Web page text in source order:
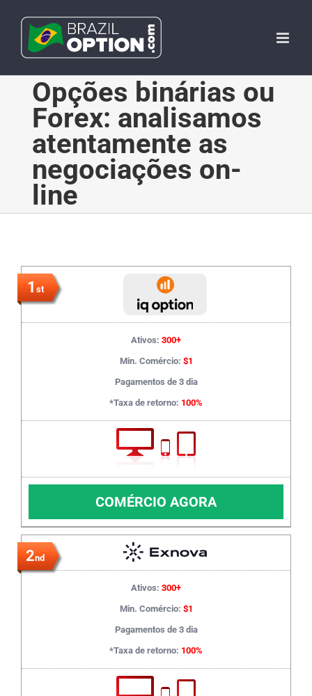
content
Opções binárias ou
Forex: analisamos
atentamente as
negociações on-
line
1st
Ativos: 300+
Min. Comércio: $1
Pagamentos de 3 dia
*Taxa de retorno: 100%
COMÉRCIO AGORA
2nd
Ativos: 300+
Min. Comércio: $1
Pagamentos de 3 dia
*Taxa de retorno: 100%